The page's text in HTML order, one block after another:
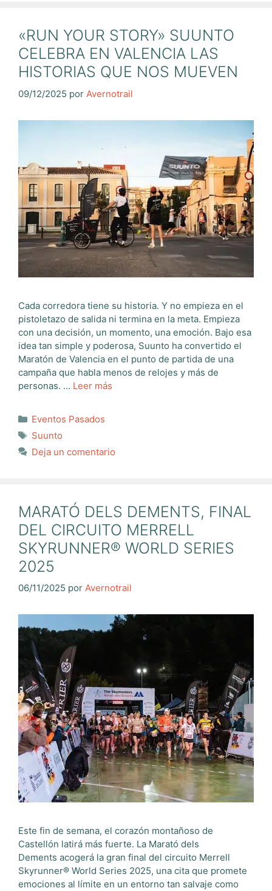
«RUN YOUR STORY» SUUNTO
CELEBRA EN VALENCIA LAS
HISTORIAS QUE NOS MUEVEN
09/12/2025 por Avernotrail
Cada corredora tiene su historia. Y no empieza en el
pistoletazo de salida ni termina en la meta. Empieza
con una decisión, un momento, una emoción. Bajo esa
idea tan simple y poderosa, Suunto ha convertido el
Maratón de Valencia en el punto de partida de una
campaña que habla menos de relojes y más de
personas. … Leer más
Categorías
Eventos Pasados
Etiquetas
Suunto
Deja un comentario
MARATÓ DELS DEMENTS, FINAL
DEL CIRCUITO MERRELL
SKYRUNNER® WORLD SERIES
2025
06/11/2025 por Avernotrail
Este fin de semana, el corazón montañoso de
Castellón latirá más fuerte. La Marató dels
Dements acogerá la gran final del circuito Merrell
Skyrunner® World Series 2025, una cita que promete
emociones al límite en un entorno tan salvaje como